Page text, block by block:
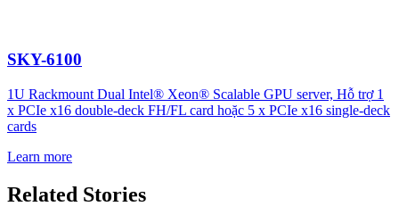
SKY-6100
1U Rackmount Dual Intel® Xeon® Scalable GPU server, Hỗ trợ 1
x PCIe x16 double-deck FH/FL card hoặc 5 x PCIe x16 single-deck
cards
Learn more
Related Stories